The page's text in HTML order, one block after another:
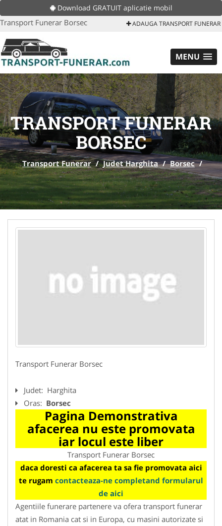
Download GRATUIT aplicatie mobil
Transport Funerar Borsec ADAUGA TRANSPORT FUNERAR
MENU
TRANSPORT FUNERAR
BORSEC
Transport Funerar / Judet Harghita / Borsec /
Transport Funerar Borsec
Judet: Harghita
Oras: Borsec
Pagina Demonstrativa
afacerea nu este promovata
iar locul este liber
Transport Funerar Borsec
daca doresti ca afacerea ta sa fie promovata aici
te rugam contacteaza-ne completand formularul
de aici
Agentiile funerare partenere va ofera transport funerar
atat in Romania cat si in Europa, cu masini autorizate si